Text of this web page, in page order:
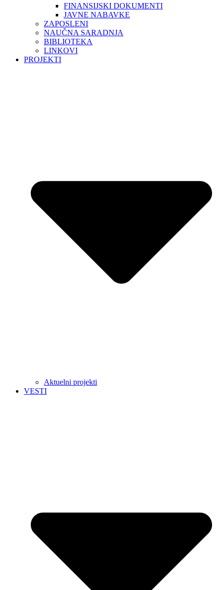
FINANSIJSKI DOKUMENTI
JAVNE NABAVKE
ZAPOSLENI
NAUČNA SARADNJA
BIBLIOTEKA
LINKOVI
PROJEKTI
Aktuelni projekti
VESTI